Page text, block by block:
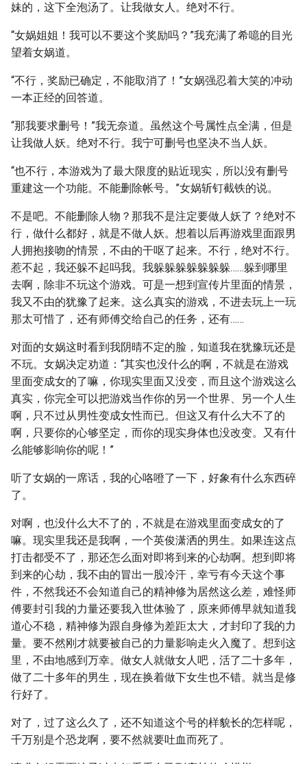
妹的，这下全泡汤了。让我做女人。绝对不行。
“女娲姐姐！我可以不要这个奖励吗？”我充满了希噫的目光
望着女娲道。
“不行，奖励已确定，不能取消了！”女娲强忍着大笑的冲动
一本正经的回答道。
“那我要求删号！”我无奈道。虽然这个号属性点全满，但是
让我做人妖。绝对不行。我宁可删号也坚决不当人妖。
“也不行，本游戏为了最大限度的贴近现实，所以没有删号
重建这一个功能。不能删除帐号。”女娲斩钉截铁的说。
不是吧。不能删除人物？那我不是注定要做人妖了？绝对不
行，做什么都好，就是不做人妖。想着以后再游戏里面跟男
人拥抱接吻的情景，不由的干呕了起来。不行，绝对不行。
惹不起，我还躲不起吗我。我躲躲躲躲躲躲躲……躲到哪里
去啊，除非不玩这个游戏。可是一想到宣传片里面的情景，
我又不由的犹豫了起来。这么真实的游戏，不进去玩上一玩
那太可惜了，还有师傅交给自己的任务，还有……
对面的女娲这时看到我阴晴不定的脸，知道我在犹豫玩还是
不玩。女娲决定劝道：“其实也没什么的啊，不就是在游戏
里面变成女的了嘛，你现实里面又没变，而且这个游戏这么
真实，你完全可以把游戏当作你的另一个世界、另一个人生
啊，只不过从男性变成女性而已。但这又有什么大不了的
啊，只要你的心够坚定，而你的现实身体也没改变。又有什
么能够影响你的呢！”
听了女娲的一席话，我的心咯噔了一下，好象有什么东西碎
了。
对啊，也没什么大不了的，不就是在游戏里面变成女的了
嘛。现实里我还是我啊，一个英俊潇洒的男生。如果连这点
打击都受不了，那还怎么面对即将到来的心劫啊。想到即将
到来的心劫，我不由的冒出一股冷汗，幸亏有今天这个事
件，不然我还不会知道自己的精神修为居然这么差，难怪师
傅要封引我的力量还要我入世体验了，原来师傅早就知道我
道心不稳，精神修为跟自身修为差距太大，才封印了我的力
量。要不然刚才就要被自己的力量影响走火入魔了。想到这
里，不由地感到万幸。做女人就做女人吧，活了二十多年，
做了二十多年的男生，现在换着做下女生也不错。就当是修
行好了。
对了，过了这么久了，还不知道这个号的样貌长的怎样呢，
千万别是个恐龙啊，要不然就要吐血而死了。